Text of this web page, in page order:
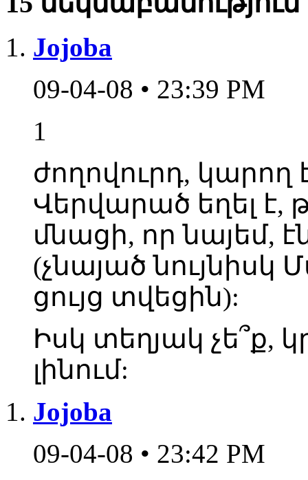
Jojoba
09-04-08 • 23:39 PM
1
ժողովուրդ, կարող
Վերվարած եղել է,
մնացի, որ նայեմ,
(չնայած
ցույց տվեցին):
Իսկ տեղյակ չե՞ք,
լինում:
Jojoba
09-04-08 • 23:42 PM